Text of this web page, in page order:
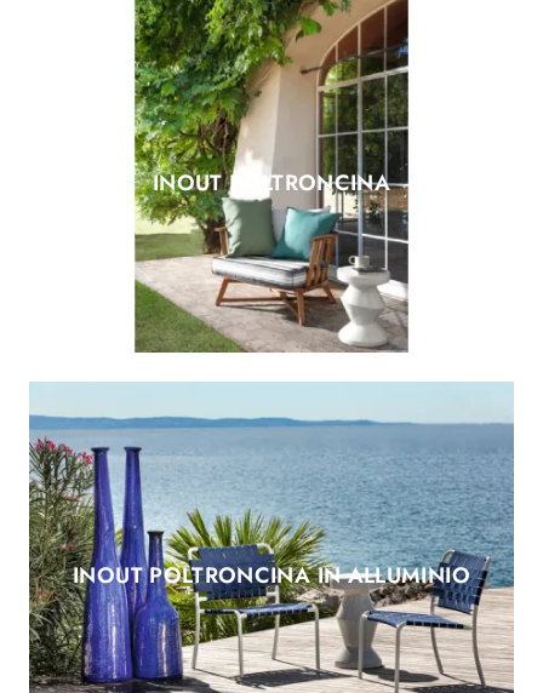
INOUT POLTRONCINA
INOUT POLTRONCINA IN ALLUMINIO